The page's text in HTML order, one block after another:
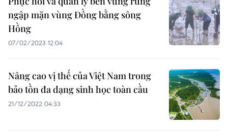
ngập mặn vùng Đồng bằng sông
Hồng
07/02/2023 12:04
Nâng cao vị thế của Việt Nam trong
bảo tồn đa dạng sinh học toàn cầu
21/12/2022 04:33